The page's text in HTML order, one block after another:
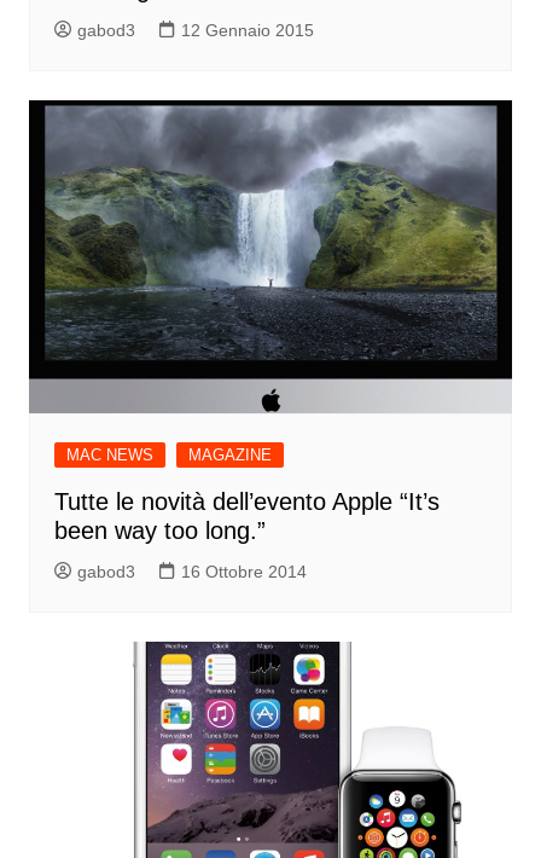
gabod3 12 Gennaio 2015
MAC NEWS MAGAZINE
Tutte le novità dell’evento Apple “It’s
been way too long.”
gabod3 16 Ottobre 2014